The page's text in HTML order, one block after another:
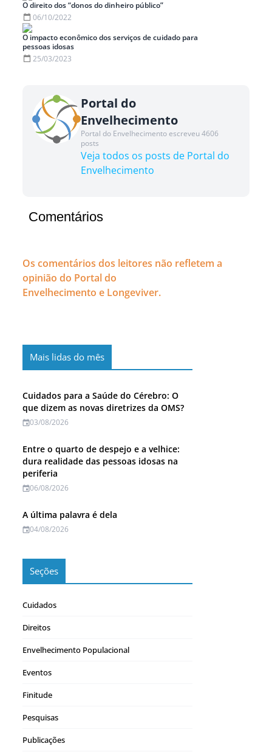
O direito dos “donos do dinheiro público”
06/10/2022
O impacto econômico dos serviços de cuidado para
pessoas idosas
25/03/2023
Portal do
Envelhecimento
Portal do Envelhecimento escreveu 4606
posts
Veja todos os posts de Portal do
Envelhecimento
Comentários
Os comentários dos leitores não refletem a
opinião do Portal do
Envelhecimento e Longeviver.
Mais lidas do mês
Cuidados para a Saúde do Cérebro: O
que dizem as novas diretrizes da OMS?
03/08/2026
Entre o quarto de despejo e a velhice:
dura realidade das pessoas idosas na
periferia
06/08/2026
A última palavra é dela
04/08/2026
Seções
Cuidados
Direitos
Envelhecimento Populacional
Eventos
Finitude
Pesquisas
Publicações